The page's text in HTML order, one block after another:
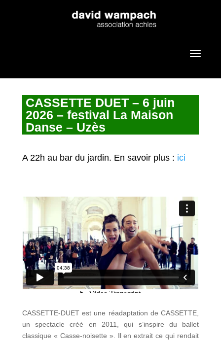
CASSETTE DUET – 6 juin
2026 – festival La Maison
Danse – Uzès
A 22h au bar du jardin. En savoir plus : ici
CASSETTE-DUET est une réadaptation de CASSETTE,
un spectacle créé en 2011, qui s’inspire du ballet
classique « Casse-noisette ». Il en extrait ce qui rendait